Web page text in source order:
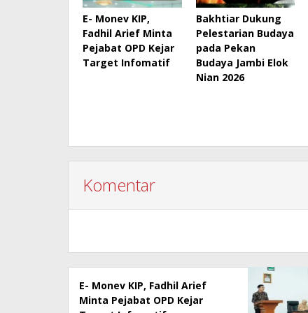
E- Monev KIP,
Fadhil Arief Minta
Pejabat OPD Kejar
Target Infomatif
Bakhtiar Dukung
Pelestarian Budaya
pada Pekan
Budaya Jambi Elok
Nian 2026
Komentar
E- Monev KIP, Fadhil Arief
Minta Pejabat OPD Kejar